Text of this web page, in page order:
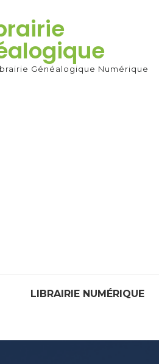
Généalogique Numérique
LIBRAIRIE NUMÉRIQUE